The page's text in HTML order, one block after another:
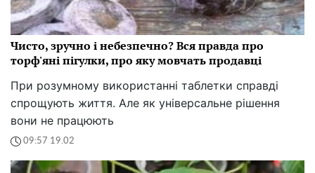
Чисто, зручно і небезпечно? Вся правда про
торф'яні пігулки, про яку мовчать продавці
При розумному використанні таблетки справді
спрощують життя. Але як універсальне рішення
вони не працюють
09:57 19.02